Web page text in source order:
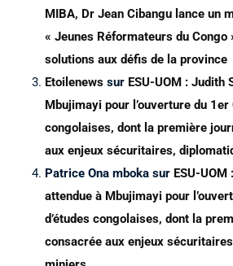
MIBA, Dr Jean Cibangu lance un
« Jeunes Réformateurs du Congo
solutions aux défis de la province
Etoilenews sur ESU-UOM : Judith
Mbujimayi pour l’ouverture du 1er
congolaises, dont la première
aux enjeux sécuritaires,
Patrice Ona mboka sur ESU-
attendue à Mbujimayi pour
d’études congolaises, dont la
consacrée aux enjeux